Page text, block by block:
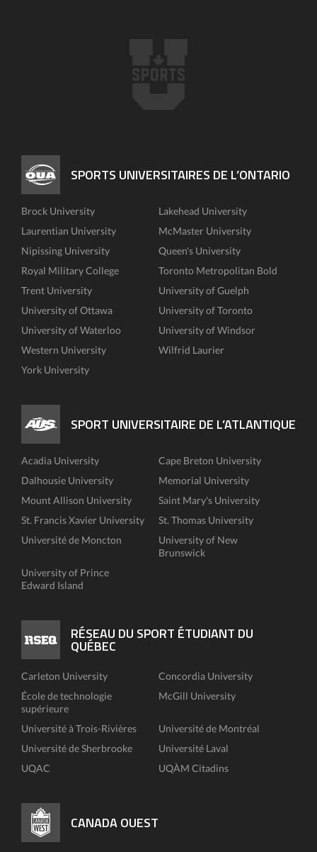
SPORTS UNIVERSITAIRES DE L’ONTARIO
Brock University
Lakehead University
Laurentian University
McMaster University
Nipissing University
Queen's University
Royal Military College
Toronto Metropolitan Bold
Trent University
University of Guelph
University of Ottawa
University of Toronto
University of Waterloo
University of Windsor
Western University
Wilfrid Laurier
York University
SPORT UNIVERSITAIRE DE L’ATLANTIQUE
Acadia University
Cape Breton University
Dalhousie University
Memorial University
Mount Allison University
Saint Mary's University
St. Francis Xavier University
St. Thomas University
Université de Moncton
University of New
Brunswick
University of Prince
Edward Island
RÉSEAU DU SPORT ÉTUDIANT DU
QUÉBEC
Carleton University
Concordia University
École de technologie
supérieure
McGill University
Université à Trois-Rivières
Université de Montréal
Université de Sherbrooke
Université Laval
UQAC
UQÀM Citadins
CANADA OUEST